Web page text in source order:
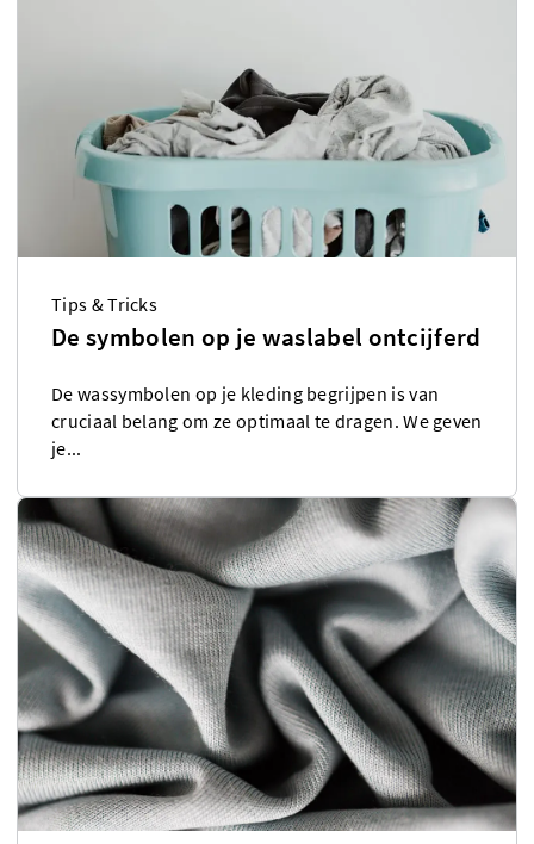
Tips & Tricks
De symbolen op je waslabel ontcijferd
De wassymbolen op je kleding begrijpen is van
cruciaal belang om ze optimaal te dragen. We geven
je...